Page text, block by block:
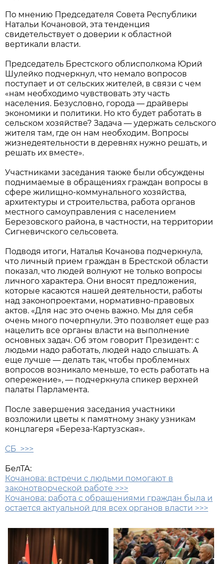
По мнению Председателя Совета Республики
Натальи Кочановой, эта тенденция
свидетельствует о доверии к областной
вертикали власти.
Председатель Брестского облисполкома Юрий
Шулейко подчеркнул, что немало вопросов
поступает и от сельских жителей, в связи с чем
«нам необходимо чувствовать эту часть
населения. Безусловно, города — драйверы
экономики и политики. Но кто будет работать в
сельском хозяйстве? Задача — удержать сельского
жителя там, где он нам необходим. Вопросы
жизнедеятельности в деревнях нужно решать, и
решать их вместе».
Участниками заседания также были обсуждены
поднимаемые в обращениях граждан вопросы в
сфере жилищно-коммунального хозяйства,
архитектуры и строительства, работа органов
местного самоуправления с населением
Березовского района, в частности, на территории
Сигневичского сельсовета.
Подводя итоги, Наталья Кочанова подчеркнула,
что личный прием граждан в Брестской области
показал, что людей волнуют не только вопросы
личного характера. Они вносят предложения,
которые касаются нашей деятельности, работы
над законопроектами, нормативно-правовых
актов. «Для нас это очень важно. Мы для себя
очень много почерпнули. Это позволяет еще раз
нацелить все органы власти на выполнение
основных задач. Об этом говорит Президент: с
людьми надо работать, людей надо слышать. А
еще лучше — делать так, чтобы проблемных
вопросов возникало меньше, то есть работать на
опережение», — подчеркнула спикер верхней
палаты Парламента.
После завершения заседания участники
возложили цветы к памятному знаку узникам
концлагеря «Береза-Картузская».
СБ >>>
БелТА:
Кочанова: встречи с людьми помогают в
законотворческой работе >>>
Кочанова: работа с обращениями граждан была и
остается актуальной для всех органов власти >>>